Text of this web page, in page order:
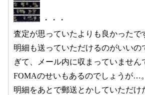
・・・
査定が思っていたよりも良かったで
明細も送っていただけるのがいいの
ぎて、メール内に収まっていません
FOMAのせいもあるのでしょうが…。
明細をあとで郵送とかしていただけ